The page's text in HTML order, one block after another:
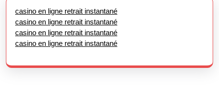
casino en ligne retrait instantané
casino en ligne retrait instantané
casino en ligne retrait instantané
casino en ligne retrait instantané